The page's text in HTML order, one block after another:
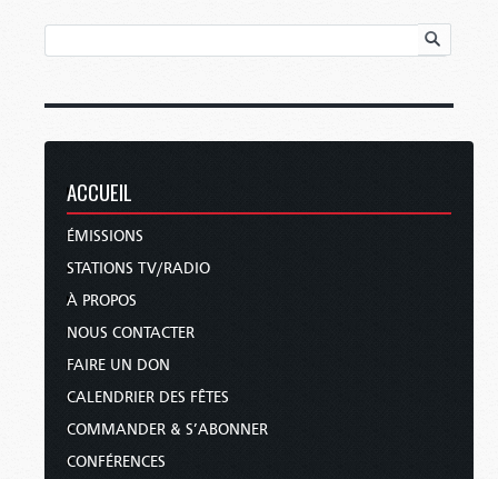
ACCUEIL
ÉMISSIONS
STATIONS TV/RADIO
À PROPOS
NOUS CONTACTER
FAIRE UN DON
CALENDRIER DES FÊTES
COMMANDER & S’ABONNER
CONFÉRENCES